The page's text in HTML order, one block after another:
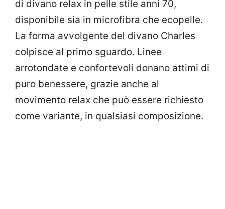
di divano relax in pelle stile anni 70,
disponibile sia in microfibra che ecopelle.
La forma avvolgente del divano Charles
colpisce al primo sguardo. Linee
arrotondate e confortevoli donano attimi di
puro benessere, grazie anche al
movimento relax che può essere richiesto
come variante, in qualsiasi composizione.